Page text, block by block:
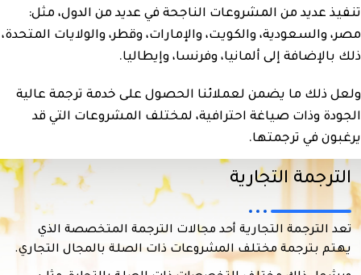
تنفيذ عديد من المشروعات الناجحة في عديد من الدول، مثل:
مصر، والسعودية، والكويت، والإمارات، وقطر، والولايات المتحدة،
ذلك بالإضافة إلى ألمانيا، وفرنسا، وإيطاليا.
ولعل ذلك ما يضمن لعملائنا الحصول على خدمة ترجمة عالية
الجودة وذات صياغة احترافية، لمختلف المشروعات التي قد
يرغبون في ترجمتها.
الترجمة التجارية
تعد الترجمة التجارية أحد مجالات الترجمة المتخصصة الذي
يهتم بترجمة مختلف المشروعات ذات الصلة بالمجال التجاري.